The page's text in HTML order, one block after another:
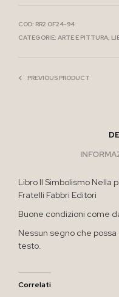
COD: RR2 OF24-94
CATEGORIE: ARTE E PITTURA,
PREVIOUS PRODUCT
Libro Il Simbolismo Nella
Fratelli Fabbri Editori
Buone condizioni come
Nessun segno che
testo.
Correlati